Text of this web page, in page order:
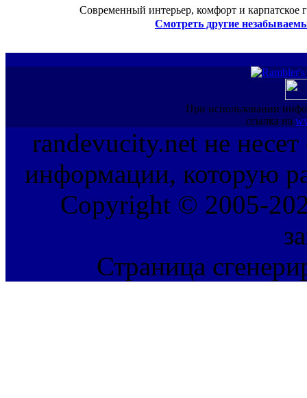
Современный интерьер, комфорт и карпатское
Смотреть другие
При использовании
ссылка на
randevucity.net не несет
информации, которую
Copyright © 2005-
Страница